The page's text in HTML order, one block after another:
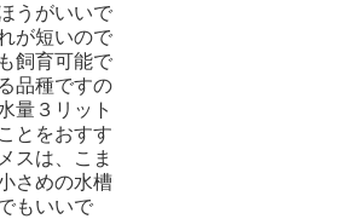
うがいいで
が短いので
飼育可能で
品種ですの
量３リット
とをおすす
スは、こま
さめの水槽
もいいで